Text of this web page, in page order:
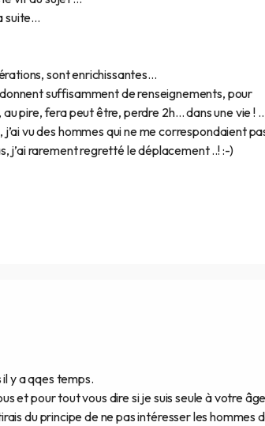
suite...
sont enrichissantes…
suffisamment de renseignements, pour
au pire, fera peut être, perdre 2h… dans une vie !
vu des hommes qui ne me correspondaient
j’ai rarement regretté le déplacement ..! :-)
y a qqes temps.
et pour tout vous dire si je suis seule à votre
du principe de ne pas intéresser les hommes